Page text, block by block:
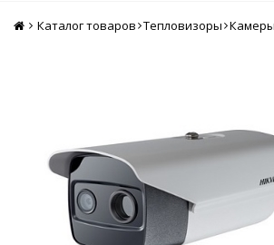
Главная
Каталог товаров Тепловизоры Камеры